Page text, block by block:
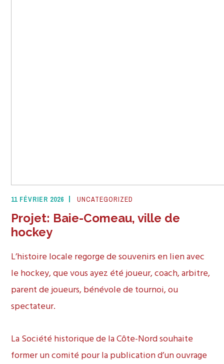
11 FÉVRIER 2026 UNCATEGORIZED
Projet: Baie-Comeau, ville de
hockey
L’histoire locale regorge de souvenirs en lien avec
le hockey, que vous ayez été joueur, coach, arbitre,
parent de joueurs, bénévole de tournoi, ou
spectateur.
La Société historique de la Côte-Nord souhaite
former un comité pour la publication d’un ouvrage